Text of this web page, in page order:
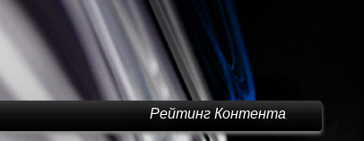
Рейтинг Контента